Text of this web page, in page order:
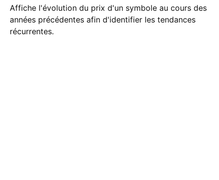
Affiche l'évolution du prix d'un symbole au cours des
années précédentes afin d'identifier les tendances
récurrentes.